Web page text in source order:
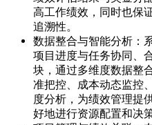
高工作绩效，同时也保
追溯性。
数据整合与智能分析：
项目进度与任务协同、
块，通过多维度数据整
准把控、成本动态监控
度分析，为绩效管理提
好地进行资源配置和决